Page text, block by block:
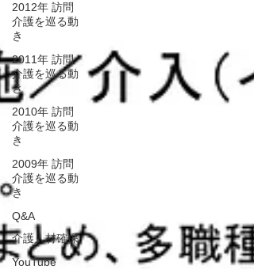
2012年 訪問
介護を巡る動
き
2011年 訪問
介護を巡る動
き
2010年 訪問
介護を巡る動
き
2009年 訪問
介護を巡る動
き
Q&A
介護人材確保
YouTube